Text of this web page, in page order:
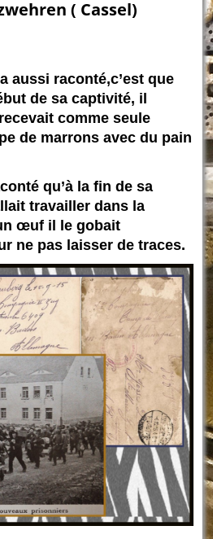
( Cassel)
aussi raconté,c’est que
de sa captivité, il
comme seule
de marrons avec du pain
qu’à la fin de sa
travailler dans la
œuf il le gobait
ne pas laisser de traces.